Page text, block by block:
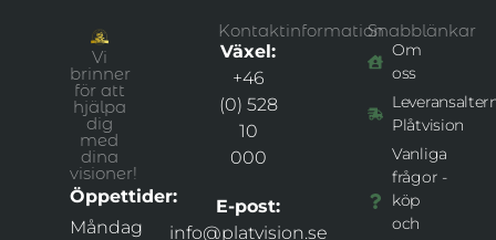
Vi
brinner
för att
hjälpa
dig
med
dina
visioner!
Öppettider:
Måndag
Kontaktinformation
Växel:
+46
(0) 528
10
000
E-post:
info@platvision.se
Snabblänkar
Om
oss
Plåtvision
Vanliga
frågor -
köp
och